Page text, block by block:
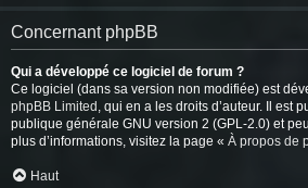
Concernant phpBB
Qui a développé ce logiciel de forum ?
Ce logiciel (dans sa version non modifiée) est
phpBB Limited , qui en a les droits d’auteur. Il est
publique générale GNU version 2 (GPL-2.0) et
plus d’informations, visitez la page « À propos de
Haut